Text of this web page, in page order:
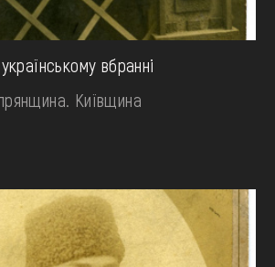
вбранні
Київщина